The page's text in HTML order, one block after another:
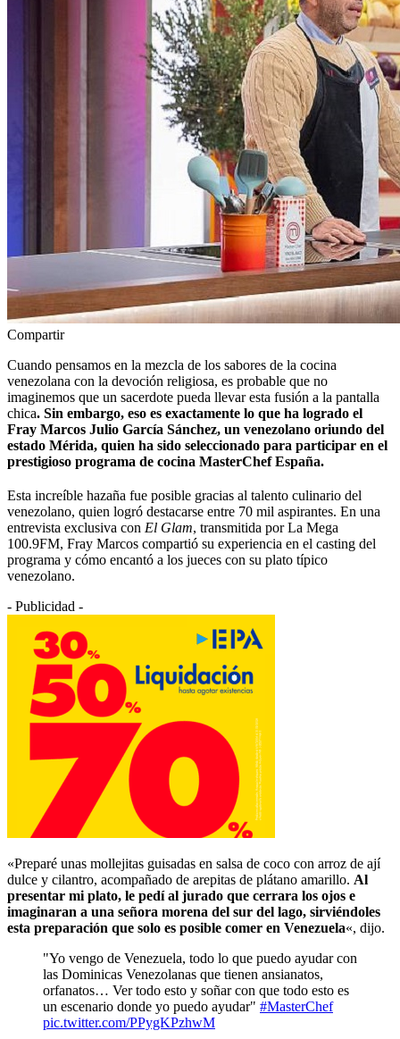
Compartir
Cuando pensamos en la mezcla de los sabores de la cocina
venezolana con la devoción religiosa, es probable que no
imaginemos que un sacerdote pueda llevar esta fusión a la pantalla
chica. Sin embargo, eso es exactamente lo que ha logrado el
Fray Marcos Julio García Sánchez, un venezolano oriundo del
estado Mérida, quien ha sido seleccionado para participar en el
prestigioso programa de cocina MasterChef España.
Esta increíble hazaña fue posible gracias al talento culinario del
venezolano, quien logró destacarse entre 70 mil aspirantes. En una
entrevista exclusiva con El Glam, transmitida por La Mega
100.9FM, Fray Marcos compartió su experiencia en el casting del
programa y cómo encantó a los jueces con su plato típico
venezolano.
- Publicidad -
«Preparé unas mollejitas guisadas en salsa de coco con arroz de ají
dulce y cilantro, acompañado de arepitas de plátano amarillo. Al
presentar mi plato, le pedí al jurado que cerrara los ojos e
imaginaran a una señora morena del sur del lago, sirviéndoles
esta preparación que solo es posible comer en Venezuela«, dijo.
"Yo vengo de Venezuela, todo lo que puedo ayudar con
las Dominicas Venezolanas que tienen ansianatos,
orfanatos… Ver todo esto y soñar con que todo esto es
un escenario donde yo puedo ayudar" #MasterChef
pic.twitter.com/PPygKPzhwM